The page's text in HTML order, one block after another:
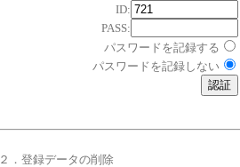
ID:
PASS:
パスワードを記録する
パスワードを記録しない
２．登録データの削除